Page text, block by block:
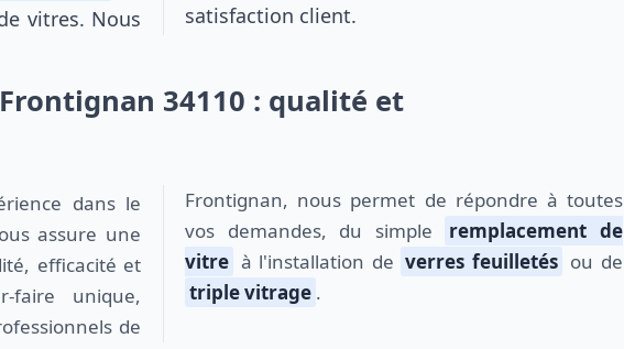
vitres. Nous
satisfaction client.
34110 : qualité et
assure une
efficacité et
faire unique,
de
vos demandes, du simple
remplacement de
vitre à l'installation de verres feuilletés ou de
triple vitrage .